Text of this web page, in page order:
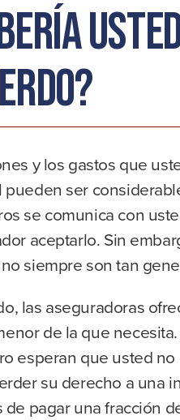
y los gastos que
pueden ser
se comunica con
aceptarlo. Sin
siempre son tan
las aseguradoras
de la que
esperan que usted
su derecho a una
de pagar una fracción